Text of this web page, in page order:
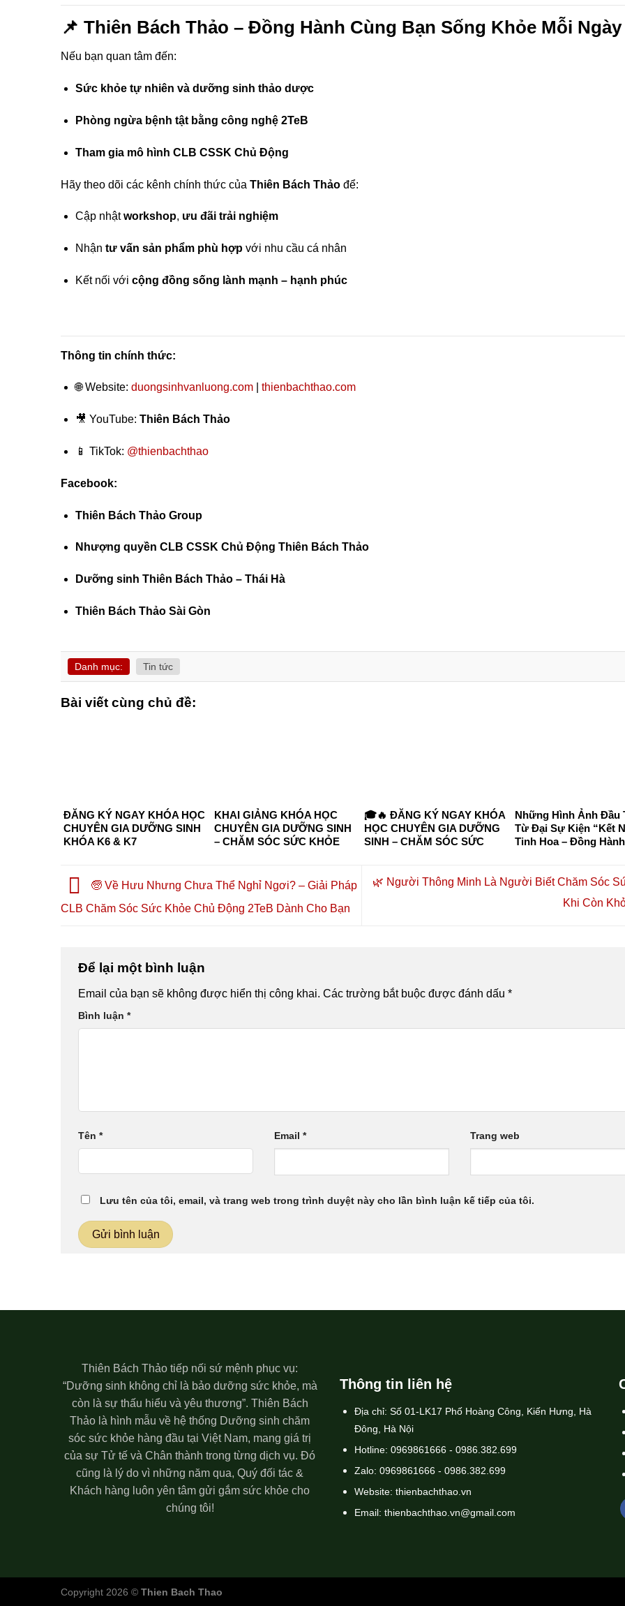
📌 Thiên Bách Thảo – Đồng Hành Cùng Bạn Sống Khỏe Mỗi Ngày
Nếu bạn quan tâm đến:
Sức khỏe tự nhiên và dưỡng sinh thảo dược
Phòng ngừa bệnh tật bằng công nghệ 2TeB
Tham gia mô hình CLB CSSK Chủ Động
Hãy theo dõi các kênh chính thức của Thiên Bách Thảo để:
Cập nhậtworkshop, ưu đãi trải nghiệm
Nhận tư vấn sản phẩm phù hợpvới nhu cầu cá nhân
Kết nối với cộng đồng sống lành mạnh – hạnh phúc
Thông tin chính thức:
🌐 Website: duongsinhvanluong.com| thienbachthao.com
🎥 YouTube: Thiên Bách Thảo
📱 TikTok: @thienbachthao
Facebook:
Thiên Bách Thảo Group
Nhượng quyền CLB CSSK Chủ Động Thiên Bách Thảo
Dưỡng sinh Thiên Bách Thảo – Thái Hà
Thiên Bách Thảo Sài Gòn
Danh mục: Tin tức
Bài viết cùng chủ đề:
ĐĂNG KÝ NGAY KHÓA HỌC
CHUYÊN GIA DƯỠNG SINH
KHÓA K6 & K7
KHAI GIẢNG KHÓA HỌC
CHUYÊN GIA DƯỠNG SINH
– CHĂM SÓC SỨC KHỎE
NGHỀ, HÀNH NGHỀ VÀ
KHỞI NGHIỆP
🎓🔥 ĐĂNG KÝ NGAY KHÓA
HỌC CHUYÊN GIA DƯỠNG
SINH – CHĂM SÓC SỨC
Những Hình Ảnh Đầu
Từ Đại Sự Kiện “Kết
Tinh Hoa – Đồng
🧓 Về Hưu Nhưng Chưa Thể Nghỉ Ngơi? – Giải Pháp
CLB Chăm Sóc Sức Khỏe Chủ Động 2TeB Dành Cho Bạn
🌿 Người Thông Minh Là Người Biết Chăm Sóc
Khi Còn
Để lại một bình luận
Email của bạn sẽ không được hiển thị công khai. Các trường bắt buộc được đánh dấu *
Bình luận *
Tên * Email * Trang web
Lưu tên của tôi, email, và trang web trong trình duyệt này cho lần bình luận kế tiếp của tôi.
Thiên Bách Thảo tiếp nối sứ mệnh phục vụ:
“Dưỡng sinh không chỉ là bảo dưỡng sức khỏe, mà
còn là sự thấu hiểu và yêu thương”. Thiên Bách
Thảo là hình mẫu về hệ thống Dưỡng sinh chăm
sóc sức khỏe hàng đầu tại Việt Nam, mang giá trị
của sự Tử tế và Chân thành trong từng dịch vụ. Đó
cũng là lý do vì những năm qua, Quý đối tác &
Khách hàng luôn yên tâm gửi gắm sức khỏe cho
chúng tôi!
Thông tin liên hệ
Địa chỉ: Số 01-LK17 Phố Hoàng Công, Kiến Hưng, Hà
Đông, Hà Nội
Hotline: 0969861666 - 0986.382.699
Zalo: 0969861666 - 0986.382.699
Website: thienbachthao.vn
Email: thienbachthao.vn@gmail.com
Copyright 2026 © Thien Bach Thao